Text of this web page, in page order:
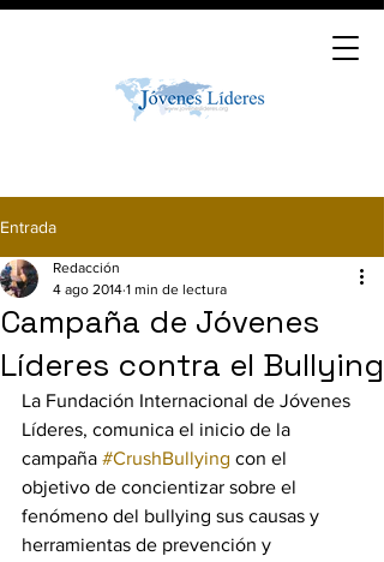
Entrada
Campaña de Jóvenes
Líderes contra el Bullying
Redacción
4 ago 2014 1 min de lectura
La Fundación Internacional de Jóvenes
Líderes, comunica el inicio de la
campaña #CrushBullying con el
objetivo de concientizar sobre el
fenómeno del bullying sus causas y
herramientas de prevención y